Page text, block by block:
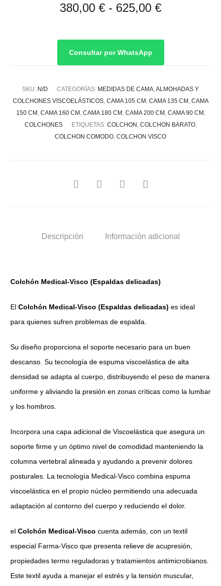
380,00 € - 625,00 €Rango
380,00 €
hasta
Consultar por WhatsApp
SKU: N/D CATEGORÍAS: MEDIDAS DE CAMA,ALMOHADAS Y
COLCHONES VISCOELÁSTICOS, CAMA 105 CM , CAMA 135 CM , CAMA
150 CM , CAMA 160 CM , CAMA 180 CM , CAMA 200 CM , CAMA 90 CM ,
COLCHONES
ETIQUETAS: COLCHON , COLCHON BARATO,
COLCHON COMODO, COLCHON VISCO
SHARE
Descripción Información adicional
Colchón Medical-Visco (Espaldas delicadas)
El Colchón Medical-Visco (Espaldas delicadas) es ideal
para quienes sufren problemas de espalda.
Su diseño proporciona el soporte necesario para un buen
descanso. Su tecnología de espuma viscoelástica de alta
densidad se adapta al cuerpo, distribuyendo el peso de manera
uniforme y aliviando la presión en zonas críticas como la lumbar
y los hombros.
Incorpora una capa adicional de Viscoelástica que asegura un
soporte firme y un óptimo nivel de comodidad manteniendo la
columna vertebral alineada y ayudando a prevenir dolores
posturales. La tecnología Medical-Visco combina espuma
viscoelástica en el propio núcleo permitiendo una adecuada
adaptación al contorno del cuerpo y reduciendo el dolor.
el Colchón Medical-Visco cuenta además, con un textil
especial Farma-Visco que presenta relieve de acupresión,
propiedades termo reguladoras y tratamientos antimicrobianos.
Este textil ayuda a manejar el estrés y la tensión muscular,